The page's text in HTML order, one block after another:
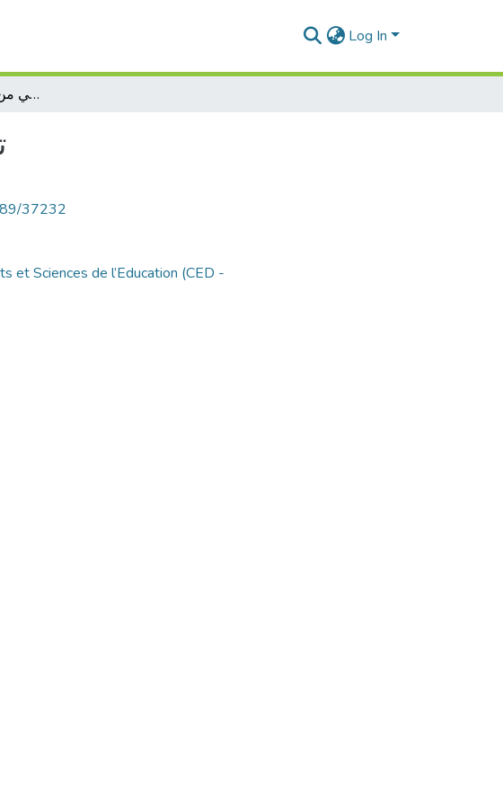
Log In
تحليل الخطاب الروائي من منظور لسانيات التلفظ
37232
et Sciences de l’Education (CED -